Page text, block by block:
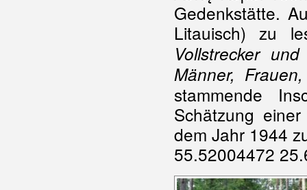
Gedenkstätte.
Litauisch) zu
Vollstrecker
Männer, Frauen,
stammende
Schätzung
dem Jahr 1944
55.52004472